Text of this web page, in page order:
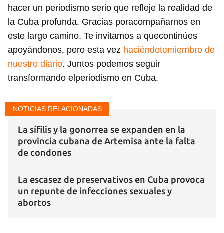
Guardar como favorito
Para poder guardar como favorito, primero has de
iniciar sesión con tu cuenta de 14ymedio.
INICIAR SESIÓN CANCELAR
hacer un periodismo serio que refleje la realidad de
la Cuba profunda. Gracias poracompañarnos en
este largo camino. Te invitamos a quecontinúes
apoyándonos, pero esta vez haciéndotemiembro de
nuestro diario. Juntos podemos seguir
transformando elperiodismo en Cuba.
NOTICIAS RELACIONADAS
La sífilis y la gonorrea se expanden en la
provincia cubana de Artemisa ante la falta
de condones
La escasez de preservativos en Cuba provoca
un repunte de infecciones sexuales y
abortos